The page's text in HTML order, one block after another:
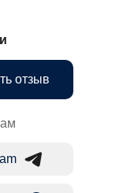
отзыв